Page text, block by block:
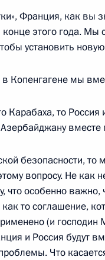
Париж
Парижа
российских
Париж
Франция, как вы
конце этого года.
установить
в Копенгагене мы
Карабаха, то
вместе
безопасности,
вопросу. Не
что особенно
то соглашение,
(и
и Россия будут
Что